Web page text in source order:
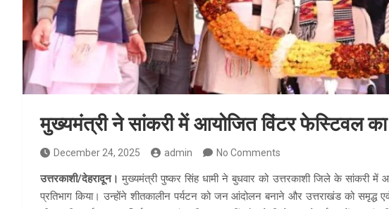
मुख्यमंत्री ने सांकरी में आयोजित विंटर फेस्टिवल
December 24, 2025 admin No Comments
उत्तरकाशी/देहरादून। मुख्यमंत्री पुष्कर सिंह धामी ने बुधवार को उत्तरकाशी जिले के सांकरी में
प्रतिभाग किया। उन्होंने शीतकालीन पर्यटन को जन आंदोलन बनाने और उत्तराखंड को समृद्ध